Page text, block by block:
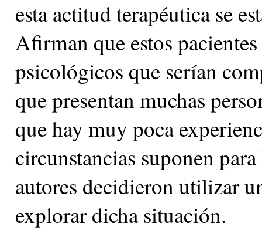
esta actitud terapéutica se
Afirman que estos
psicológicos que serían
que presentan muchas
que hay muy poca
circunstancias suponen
autores decidieron utilizar
explorar dicha situación.